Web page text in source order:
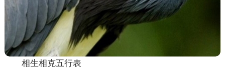
相生相克五行表